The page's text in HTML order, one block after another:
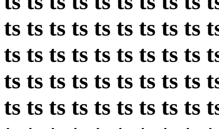
ts ts ts ts ts ts ts ts ts
ts ts ts ts ts ts ts ts ts
ts ts ts ts ts ts ts ts ts
ts ts ts ts ts ts ts ts ts